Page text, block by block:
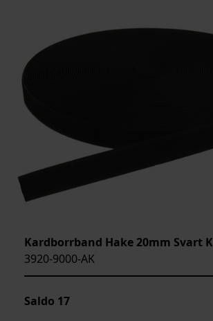
Kardborrband Hake 20mm Svart
3920-9000-AK
Saldo 17